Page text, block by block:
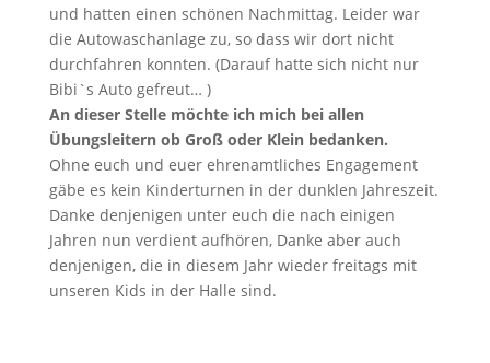
und hatten einen schönen Nachmittag. Leider war
die Autowaschanlage zu, so dass wir dort nicht
durchfahren konnten. (Darauf hatte sich nicht nur
Bibi`s Auto gefreut… )
An dieser Stelle möchte ich mich bei allen
Übungsleitern ob Groß oder Klein bedanken.
Ohne euch und euer ehrenamtliches Engagement
gäbe es kein Kinderturnen in der dunklen Jahreszeit.
Danke denjenigen unter euch die nach einigen
Jahren nun verdient aufhören, Danke aber auch
denjenigen, die in diesem Jahr wieder freitags mit
unseren Kids in der Halle sind.